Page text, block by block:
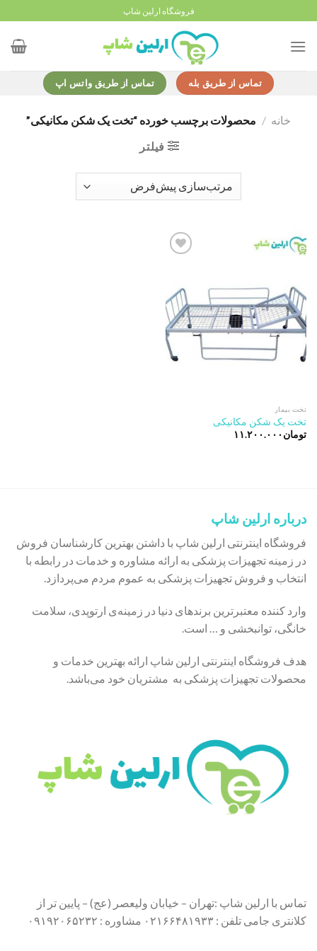
to
content
فروشگاه ارلین شاپ
تماس از طریق بله تماس از طریق واتس اپ
خانه / محصولات برچسب خورده “تخت یک شکن مکانیکی”
فیلتر
Add to
wishlist
تخت بیمار
تخت یک شکن مکانیکی
تومان ۱۱.۲۰۰.۰۰۰
درباره ارلین شاپ
فروشگاه اینترنتی ارلین شاپ با داشتن بهترین کارشناسان فروش
در زمینه تجهیزات پزشکی به ارائه مشاوره و خدمات در رابطه با
انتخاب و فروش تجهیزات پزشکی به عموم مردم می‌پردازد.
وارد کننده معتبرترین برندهای دنیا در زمینه‌ی ارتوپدی، سلامت
خانگی، توانبخشی و … است.
هدف فروشگاه اینترنتی ارلین شاپ ارائه بهترین خدمات و
محصولات تجهیزات پزشکی به مشتریان خود می‌باشد.
تماس با ارلین شاپ :تهران – خیابان ولیعصر (عج) – پایین تر از
کلانتری جامی تلفن : ۰۲۱۶۶۴۸۱۹۳۳ مشاوره : ۰۹۱۹۲۰۶۵۲۳۲